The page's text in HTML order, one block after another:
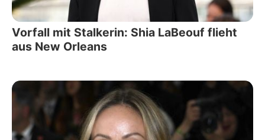
Vorfall mit Stalkerin: Shia LaBeouf flieht
aus New Orleans